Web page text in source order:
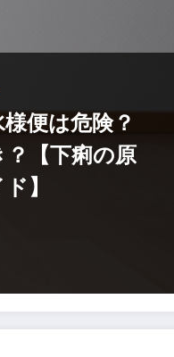
便は危険？
【下痢の原
】